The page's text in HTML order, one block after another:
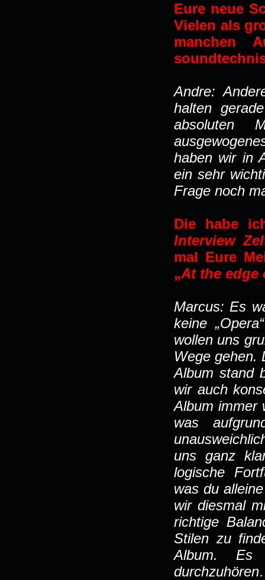
Eure neue
Vielen als
manchen
Andre:
halten
absoluten
haben wir in
ein sehr
Frage noch
Die habe
Interview
mal Eure
„At the edge
Marcus: Es
keine
wollen uns
Wege gehen.
Album stand
wir auch
Album immer
was
uns ganz
logische
was du
wir diesmal
richtige
Stilen zu
Album. Es